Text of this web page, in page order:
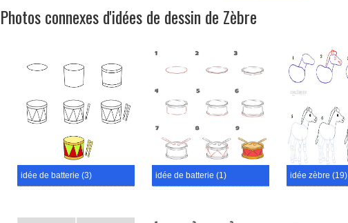
Photos connexes d'idées de dessin de Zèbre
idée de batterie (3) idée de batterie (1) idée zèbre (19)